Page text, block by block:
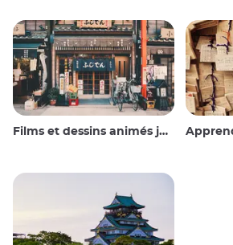
Films et dessins animés japonais